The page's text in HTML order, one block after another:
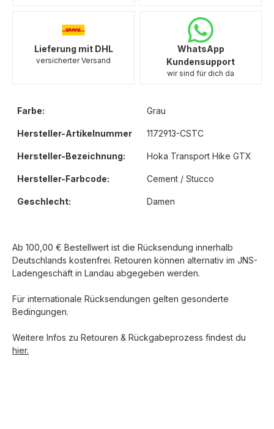
Lieferung mit DHL
versicherter Versand
WhatsApp
Kundensupport
wir sind für dich da
Farbe: Grau
Hersteller-Artikelnummer 1172913-CSTC
Hersteller-Bezeichnung: Hoka Transport Hike GTX
Hersteller-Farbcode: Cement / Stucco
Geschlecht: Damen
Ab 100,00 € Bestellwert ist die Rücksendung innerhalb
Deutschlands kostenfrei. Retouren können alternativ im JNS-
Ladengeschäft in Landau abgegeben werden.
Für internationale Rücksendungen gelten gesonderte
Bedingungen.
Weitere Infos zu Retouren & Rückgabeprozess findest du
hier.